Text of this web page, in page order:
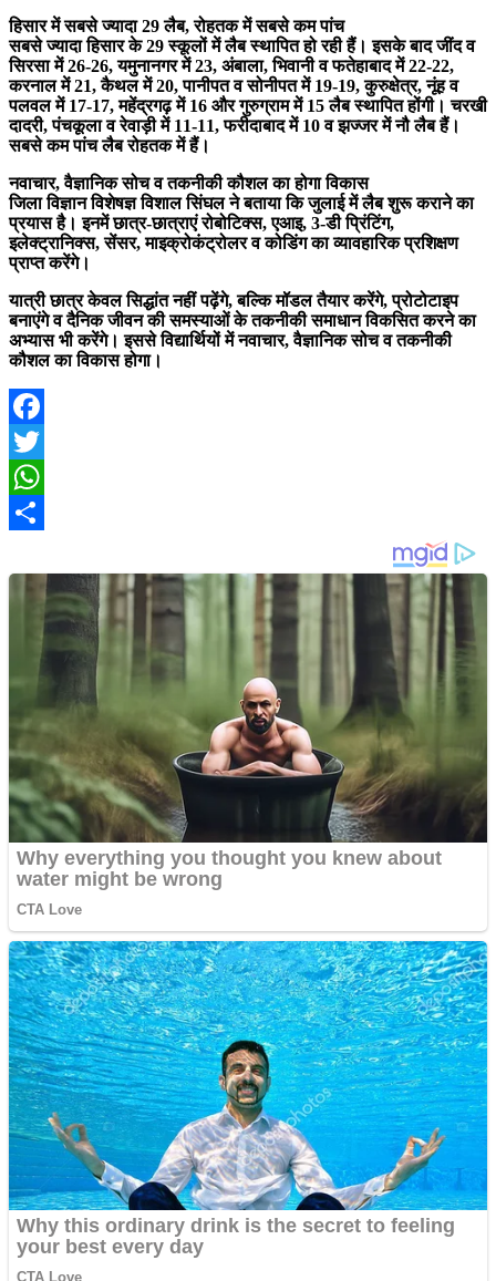
हिसार में सबसे ज्यादा 29 लैब, रोहतक में सबसे कम पांच
सबसे ज्यादा हिसार के 29 स्कूलों में लैब स्थापित हो रही हैं। इसके बाद जींद व
सिरसा में 26-26, यमुनानगर में 23, अंबाला, भिवानी व फतेहाबाद में 22-22,
करनाल में 21, कैथल में 20, पानीपत व सोनीपत में 19-19, कुरुक्षेत्र, नूंह व
पलवल में 17-17, महेंद्रगढ़ में 16 और गुरुग्राम में 15 लैब स्थापित होंगी। चरखी
दादरी, पंचकूला व रेवाड़ी में 11-11, फरीदाबाद में 10 व झज्जर में नौ लैब हैं।
सबसे कम पांच लैब रोहतक में हैं।
नवाचार, वैज्ञानिक सोच व तकनीकी कौशल का होगा विकास
जिला विज्ञान विशेषज्ञ विशाल सिंघल ने बताया कि जुलाई में लैब शुरू कराने का
प्रयास है। इनमें छात्र-छात्राएं रोबोटिक्स, एआइ, 3-डी प्रिंटिंग,
इलेक्ट्रानिक्स, सेंसर, माइक्रोकंट्रोलर व कोडिंग का व्यावहारिक प्रशिक्षण
प्राप्त करेंगे।
यात्री छात्र केवल सिद्धांत नहीं पढ़ेंगे, बल्कि मॉडल तैयार करेंगे, प्रोटोटाइप
बनाएंगे व दैनिक जीवन की समस्याओं के तकनीकी समाधान विकसित करने का
अभ्यास भी करेंगे। इससे विद्यार्थियों में नवाचार, वैज्ञानिक सोच व तकनीकी
कौशल का विकास होगा।
Facebook
Twitter
WhatsApp